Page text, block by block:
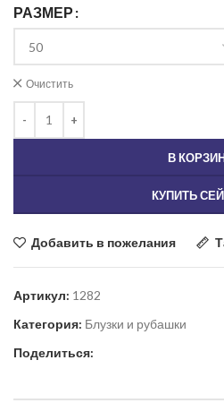
РАЗМЕР
Очистить
В
КУПИТЬ
Добавить в пожелания
Артикул: 1282
Категория: Блузки и рубашки
Поделиться: